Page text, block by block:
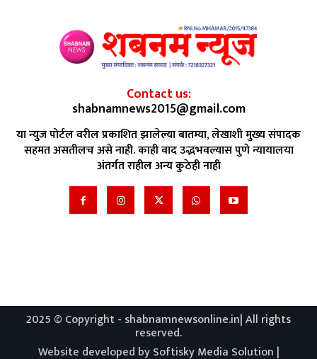
Contact us:
shabnamnews2015@gmail.com
या न्युज पोर्टल वरील प्रकाशित झालेल्या बातम्या, लेखाशी मुख्य संपादक
सहमत असतीलच असे नाही. काही वाद उद्भभवल्यास पुणे न्यायालया
अंतर्गत राहील अन्य कुठेही नाही
2025 © Copyright - shabnamnewsonline.in| All rights
reserved.
Website developed by Softisky Media Solution |